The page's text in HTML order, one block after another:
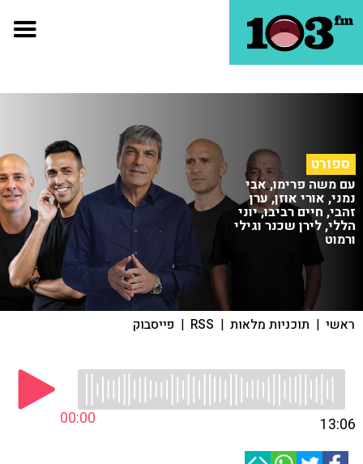
ספורט
עם משה פרימו, אבי
נמני, אורי אוזן, ערן
זהבי, חיים רביבו, יוני
הללי, לירן שכנר וגילי
ורמוט
ראשי | תוכניות מלאות |
RSS
| פייסבוק
00:00 13:06